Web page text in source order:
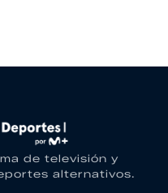
de televisión y
alternativos.